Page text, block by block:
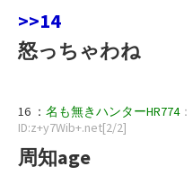
>>14
怒っちゃわね
16 ： 名も無きハンターHR774
ID:z+y7Wib+.net[2/2]
周知age